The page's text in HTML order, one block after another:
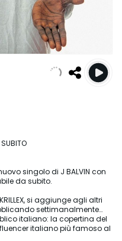
singolo di J BALVIN con
da subito.
si aggiunge agli altri
settimanalmente…
italiano: la copertina del
italiano più famoso al